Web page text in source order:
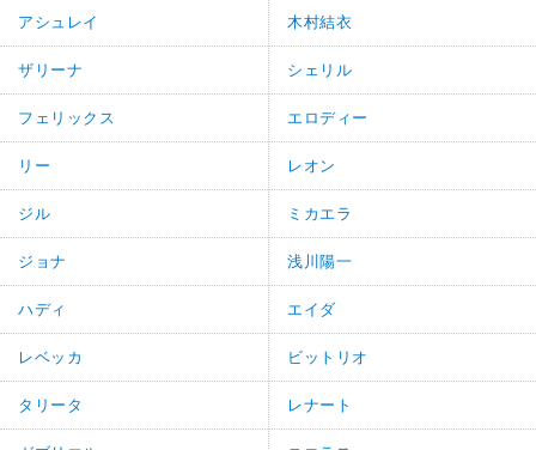
アシュレイ 木村結衣
ザリーナ シェリル
フェリックス エロディー
リー レオン
ジル ミカエラ
ジョナ 浅川陽一
ハディ エイダ
レベッカ ビットリオ
タリータ レナート